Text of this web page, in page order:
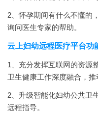
2、怀孕期间有什么不懂的
询问医生专家的帮助。
云上妇幼远程医疗平台功
1、充分发挥互联网的资源
卫生健康工作深度融合，推
2、升级智能化妇幼公共卫
远程指导。